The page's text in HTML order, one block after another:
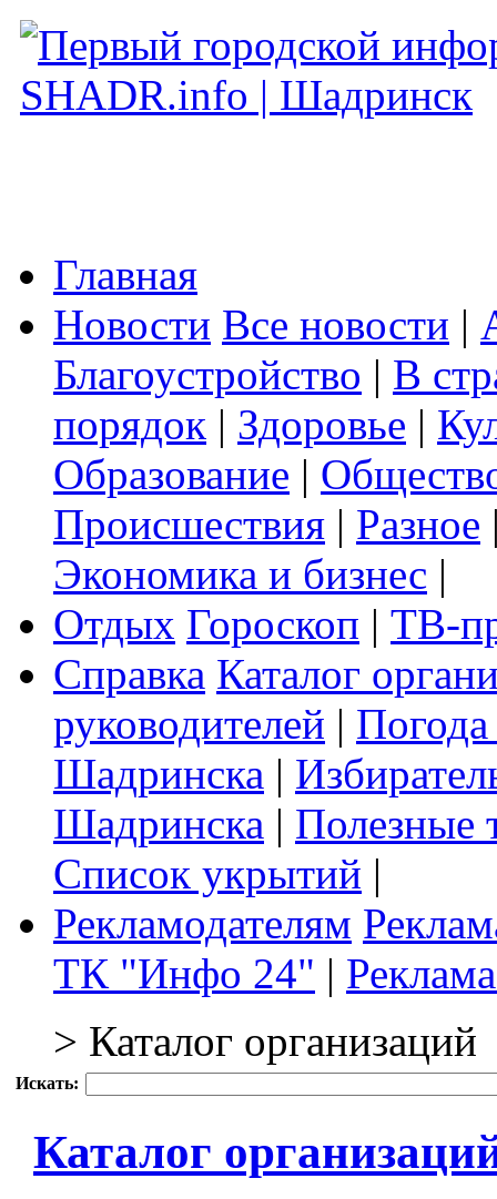
Главная
Новости Все новости |
Благоустройство | В
порядок | Здоровье |
Образование |
Происшествия | Разное
Экономика и бизнес |
Отдых Гороскоп | ТВ-
Справка Каталог
руководителей |
Шадринска |
Шадринска | Полезные
Список укрытий |
Рекламодателям
ТК "Инфо 24" |
> Каталог организаций
Искать:
Каталог